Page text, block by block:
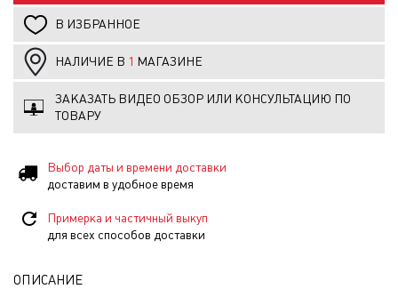
В ИЗБРАННОЕ
НАЛИЧИЕ В 1 МАГАЗИНЕ
ЗАКАЗАТЬ ВИДЕО ОБЗОР ИЛИ КОНСУЛЬТАЦИЮ ПО
ТОВАРУ
Выбор даты и времени доставки
доставим в удобное время
Примерка и частичный выкуп
для всех способов доставки
ОПИСАНИЕ